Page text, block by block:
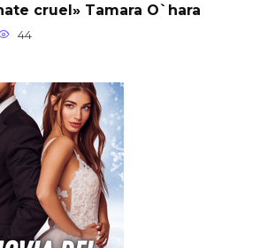
cruel» Tamara O`hara
44